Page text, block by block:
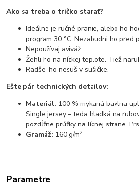
Ako sa treba o tričko starať?
Ideálne je ručné pranie, alebo ho
program 30 °C. Nezabudni ho pred
Nepoužívaj aviváž.
Žehli ho na nízkej teplote. Tiež
Radšej ho nesuš v sušičke.
Ešte pár technických detailov:
Materiál: 100 % mykaná bavlna
Single jersey – teda hladká na
pozdĺžne prúžky na lícnej strane.
Gramáž: 160 g/m2
Parametre